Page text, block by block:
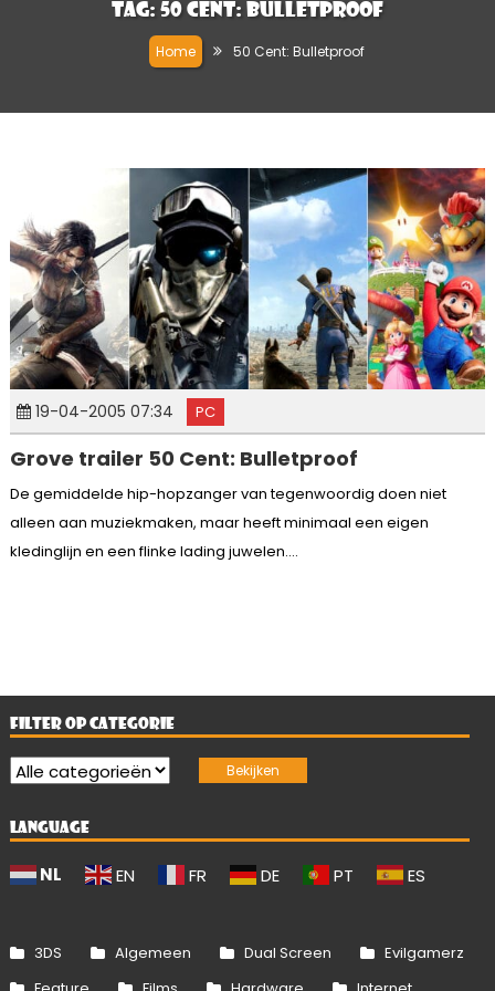
Tag: 50 Cent: Bulletproof
Home 50 Cent: Bulletproof
19-04-2005 07:34 PC
Grove trailer 50 Cent: Bulletproof
De gemiddelde hip-hopzanger van tegenwoordig doen niet
alleen aan muziekmaken, maar heeft minimaal een eigen
kledinglijn en een flinke lading juwelen....
FILTER OP CATEGORIE
LANGUAGE
NL EN FR DE PT ES
3DS Algemeen Dual Screen
Evilgamerz